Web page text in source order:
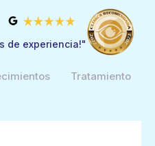
de experiencia!"
Tratamiento